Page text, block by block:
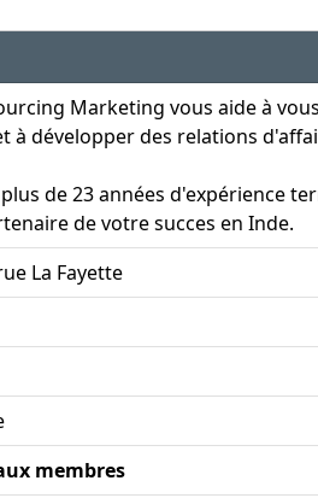
Marketing vous aide à
à développer des relations
de 23 années d'expérience
de votre succes en Inde.
La Fayette
membres